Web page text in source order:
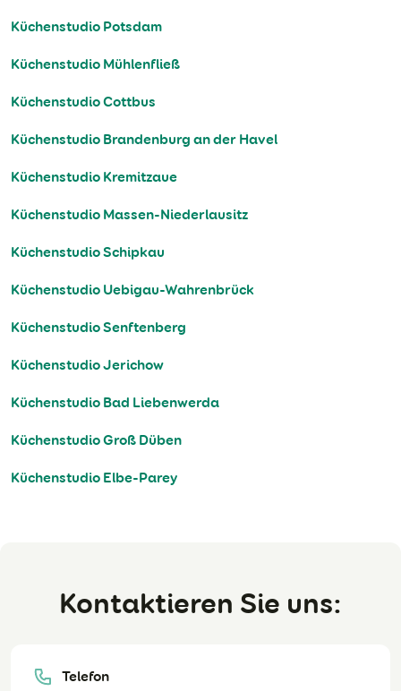
Küchenstudio Potsdam
Küchenstudio Mühlenfließ
Küchenstudio Cottbus
Küchenstudio Brandenburg an der Havel
Küchenstudio Kremitzaue
Küchenstudio Massen-Niederlausitz
Küchenstudio Schipkau
Küchenstudio Uebigau-Wahrenbrück
Küchenstudio Senftenberg
Küchenstudio Jerichow
Küchenstudio Bad Liebenwerda
Küchenstudio Groß Düben
Küchenstudio Elbe-Parey
Kontaktieren Sie uns:
Telefon